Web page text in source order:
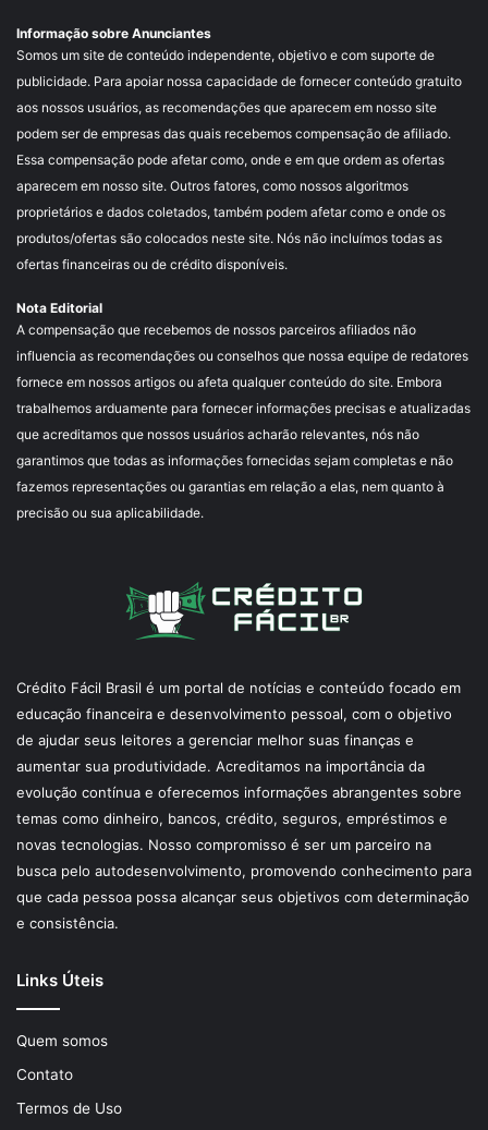
Informação sobre Anunciantes
Somos um site de conteúdo independente, objetivo e com suporte de
publicidade. Para apoiar nossa capacidade de fornecer conteúdo gratuito
aos nossos usuários, as recomendações que aparecem em nosso site
podem ser de empresas das quais recebemos compensação de afiliado.
Essa compensação pode afetar como, onde e em que ordem as ofertas
aparecem em nosso site. Outros fatores, como nossos algoritmos
proprietários e dados coletados, também podem afetar como e onde os
produtos/ofertas são colocados neste site. Nós não incluímos todas as
ofertas financeiras ou de crédito disponíveis.
Nota Editorial
A compensação que recebemos de nossos parceiros afiliados não
influencia as recomendações ou conselhos que nossa equipe de redatores
fornece em nossos artigos ou afeta qualquer conteúdo do site. Embora
trabalhemos arduamente para fornecer informações precisas e atualizadas
que acreditamos que nossos usuários acharão relevantes, nós não
garantimos que todas as informações fornecidas sejam completas e não
fazemos representações ou garantias em relação a elas, nem quanto à
precisão ou sua aplicabilidade.
Crédito Fácil Brasil é um portal de notícias e conteúdo focado em
educação financeira e desenvolvimento pessoal, com o objetivo
de ajudar seus leitores a gerenciar melhor suas finanças e
aumentar sua produtividade. Acreditamos na importância da
evolução contínua e oferecemos informações abrangentes sobre
temas como dinheiro, bancos, crédito, seguros, empréstimos e
novas tecnologias. Nosso compromisso é ser um parceiro na
busca pelo autodesenvolvimento, promovendo conhecimento para
que cada pessoa possa alcançar seus objetivos com determinação
e consistência.
Links Úteis
Quem somos
Contato
Termos de Uso